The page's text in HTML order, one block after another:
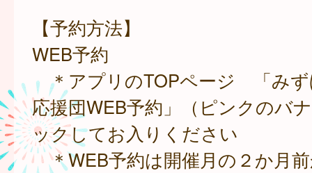
【予約方法】
WEB予約
＊アプリのTOPページ 「み
応援団WEB予約」（ピンクのバ
ックしてお入りください
＊WEB予約は開催月の２か月